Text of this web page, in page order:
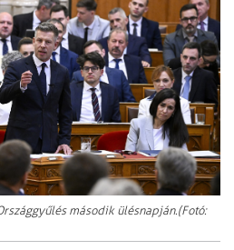
második ülésnapján.(Fotó: